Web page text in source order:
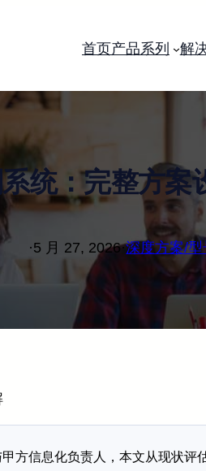
首页产品系列 解
统：完整方案
·5 月 27, 2026·深度方案/
方信息化负责人，本文从现状